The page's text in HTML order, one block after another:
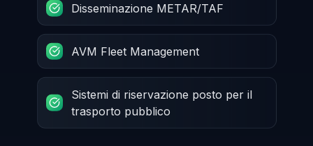
Disseminazione METAR/TAF
AVM Fleet Management
Sistemi di riservazione posto per il
trasporto pubblico